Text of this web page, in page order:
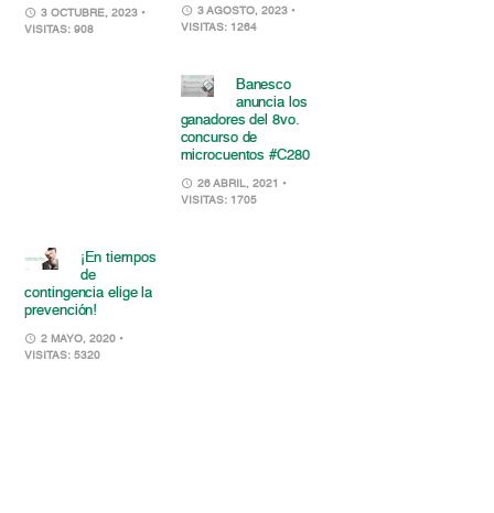
3 OCTUBRE, 2023 •
VISITAS: 908
3 AGOSTO, 2023 •
VISITAS: 1264
Banesco
anuncia los
ganadores del 8vo.
concurso de
microcuentos #C280
26 ABRIL, 2021
•
VISITAS: 1705
¡En tiempos
de
contingencia elige la
prevención!
2 MAYO, 2020 •
VISITAS: 5320